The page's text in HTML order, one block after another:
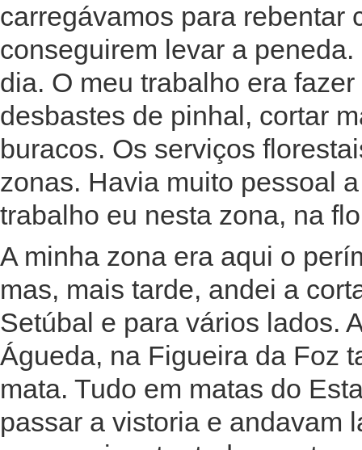
carregávamos para rebentar
conseguirem levar a
dia. O meu trabalho era
desbastes de pinhal, cortar
buracos. Os serviços
zonas. Havia muito pessoal
trabalho eu nesta zona, na
A minha zona era aqui o
mas, mais tarde, andei a
Setúbal e para vários lados.
Águeda, na Figueira da Foz
mata. Tudo em matas do
passar a vistoria e andavam